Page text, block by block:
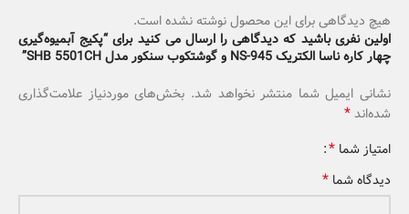
هیچ دیدگاهی برای این محصول نوشته نشده است.
اولین نفری باشید که دیدگاهی را ارسال می کنید برای “پکیج آبمیوه‌گیری
چهار کاره ناسا الکتریک NS-945 و گوشتکوب سنکور مدل SHB 5501CH”
نشانی ایمیل شما منتشر نخواهد شد. بخش‌های موردنیاز علامت‌گذاری
شده‌اند*
امتیاز شما *
دیدگاه شما *